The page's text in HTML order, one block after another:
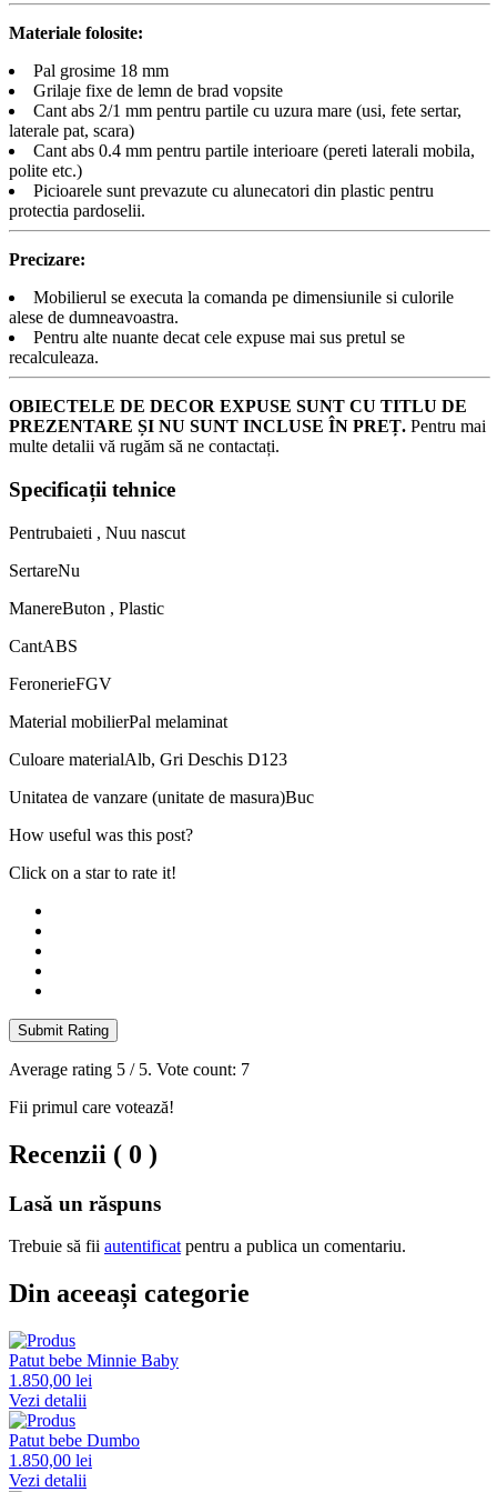
Materiale folosite:
Pal grosime 18 mm
Grilaje fixe de lemn de brad vopsite
Cant abs 2/1 mm pentru partile cu uzura mare (usi, fete sertar,
laterale pat, scara)
Cant abs 0.4 mm pentru partile interioare (pereti laterali mobila,
polite etc.)
Picioarele sunt prevazute cu alunecatori din plastic pentru
protectia pardoselii.
Precizare:
Mobilierul se executa la comanda pe dimensiunile si culorile
alese de dumneavoastra.
Pentru alte nuante decat cele expuse mai sus pretul se
recalculeaza.
OBIECTELE DE DECOR EXPUSE SUNT CU TITLU DE
PREZENTARE ȘI NU SUNT INCLUSE ÎN PREȚ. Pentru mai
multe detalii vă rugăm să ne contactați.
Specificații tehnice
Pentrubaieti , Nuu nascut
SertareNu
ManereButon , Plastic
CantABS
FeronerieFGV
Material mobilierPal melaminat
Culoare materialAlb, Gri Deschis D123
Unitatea de vanzare (unitate de masura)Buc
How useful was this post?
Click on a star to rate it!
Submit Rating
Average rating 5 / 5. Vote count: 7
Fii primul care votează!
Recenzii ( 0 )
Lasă un răspuns
Trebuie să fii autentificat pentru a publica un comentariu.
Din aceeași categorie
Patut bebe Minnie Baby
1.850,00 lei
Vezi detalii
Patut bebe Dumbo
1.850,00 lei
Vezi detalii